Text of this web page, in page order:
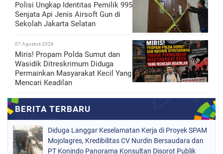
Polisi Ungkap Identitas Pemilik 995
Senjata Api Jenis Airsoft Gun di
Sekolah Jakarta Selatan
07 Agustus 2026
Miris! Propam Polda Sumut dan
Wasidik Ditreskrimum Diduga
Permainkan Masyarakat Kecil Yang
Mencari Keadilan
Diduga Langgar Keselamatan Kerja di Proyek SPAM
Mojolagres, Kredibilitas CV Nurdin Bersaudara dan
PT Konindo Panorama Konsultan Disorot Publik